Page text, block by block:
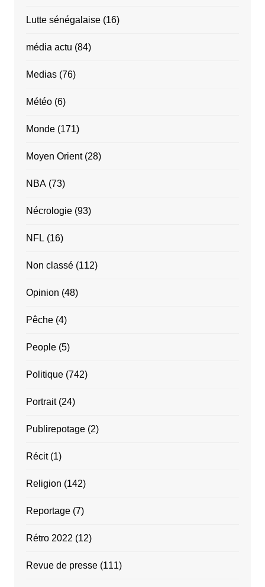
Lutte sénégalaise(16)
média actu (84)
Medias(76)
Météo(6)
Monde(171)
Moyen Orient(28)
NBA(73)
Nécrologie(93)
NFL(16)
Non classé(112)
Opinion (48)
Pêche(4)
People(5)
Politique(742)
Portrait(24)
Publirepotage(2)
Récit(1)
Religion (142)
Reportage(7)
Rétro 2022(12)
Revue de presse(111)